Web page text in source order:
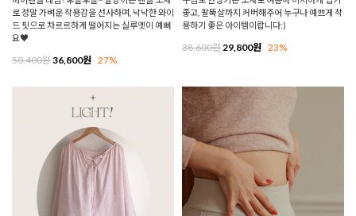
로 정말 가벼운 착용감을 선사하며, 낙낙한 와이
드 핏으로 차르르하게 떨어지는 실루엣이 예뻐
요♥
50,400원36,800원 27%
좋고, 팔뚝살까지 커버해주어 누구나 예쁘게 착
용하기 좋은 아이템이랍니다:)
38,600원 29,800원 23%